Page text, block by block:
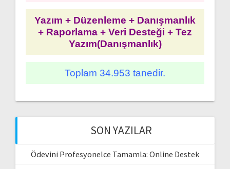
Yazım + Düzenleme + Danışmanlık
+ Raporlama + Veri Desteği + Tez
Yazım(Danışmanlık)
Toplam 34.953 tanedir.
SON YAZILAR
Ödevini Profesyonelce Tamamla: Online Destek